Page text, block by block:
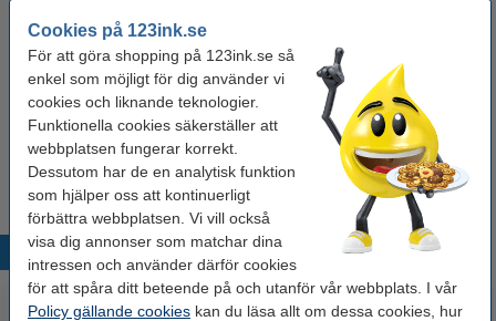
Cookies på 123ink.se
För att göra shopping på 123ink.se så
enkel som möjligt för dig använder vi
cookies och liknande teknologier.
Funktionella cookies säkerställer att
webbplatsen fungerar korrekt.
Dessutom har de en analytisk funktion
som hjälper oss att kontinuerligt
förbättra webbplatsen. Vi vill också
visa dig annonser som matchar dina
intressen och använder därför cookies
för att spåra ditt beteende på och utanför vår webbplats. I vår
Policy gällande cookies kan du läsa allt om dessa cookies, hur
Vårt artikelnr: 071015
Nummer: 9287A003AA
Tips
Vi råder er att beställa denna produkt istället för originalprodukten!
Populära produkter